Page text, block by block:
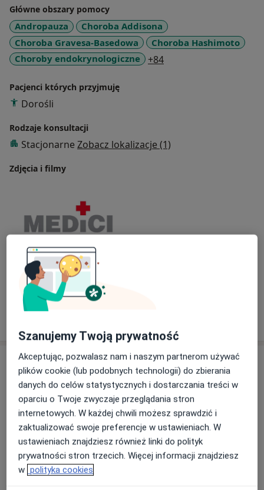
Główne obszary pomocy
Andropauza
Choroba Addisona
Choroba Gravesa-Basedowa
Choroba Hashimoto
Choroby endokrynologiczne
+84
Pacjenci których przyjmuję
Dorośli
Rodzaje konsultacji
Stacjonarne Zobacz lokalizacje (1)
Zdjęcia i filmy
Zobacz galerię (1)
Aktualności
dr n. med. i n. o zdr. Hubert Mado
Sienkiewicza 43, Henryka Sienkiewicza 43, 41-922
Radzionków
W Centrum Medycznym Medici konsultuje
pacjentów endokrynologicznych i
internistycznych, wykonuje również badania USG
tarczycy oraz tarczycy z elastografią oraz USG
Szanujemy Twoją prywatność
Akceptując, pozwalasz nam i naszym partnerom używać
plików cookie (lub podobnych technologii) do zbierania
danych do celów statystycznych i dostarczania treści w
oparciu o Twoje zwyczaje przeglądania stron
internetowych. W każdej chwili możesz sprawdzić i
zaktualizować swoje preferencje w ustawieniach. W
ustawieniach znajdziesz również linki do polityk
prywatności stron trzecich. Więcej informacji znajdziesz
w polityka cookies